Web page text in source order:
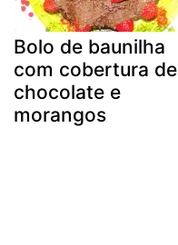
Bolo de baunilha
com cobertura de
chocolate e
morangos